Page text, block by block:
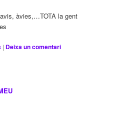
àvies,…TOTA la gent
| Deixa un comentari